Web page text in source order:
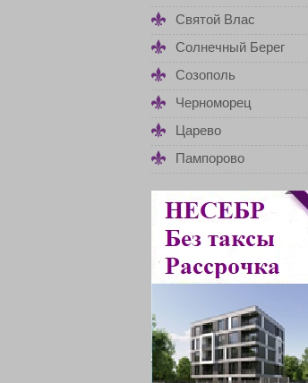
Святой Влас
Солнечный Берег
Созополь
Черноморец
Царево
Пампорово